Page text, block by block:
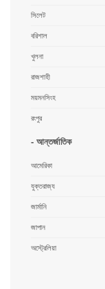
সিলেট
বরিশাল
খুলনা
রাজশাহী
ময়মনসিংহ
রংপুর
- আন্তর্জাতিক
আমেরিকা
যুক্তরাজ্য
জার্মানি
জাপান
অস্ট্রেলিয়া